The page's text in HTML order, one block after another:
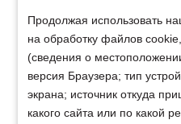
Продолжая использовать
на обработку файлов
(сведения о
версия Браузера; тип
экрана; источник откуда
какого сайта или по какой